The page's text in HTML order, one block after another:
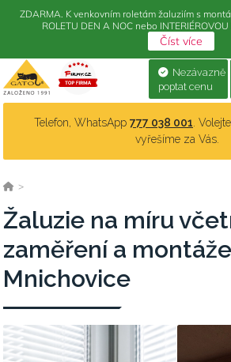
Nezávazně
poptat cenu
Telefon, WhatsApp 777 038 001 .
vyřešíme za Vás.
>
Žaluzie na míru
zaměření a
Mnichovice
ZDARMA. K venkovním roletám žaluziím s
ROLETU DEN A NOC nebo
Číst více